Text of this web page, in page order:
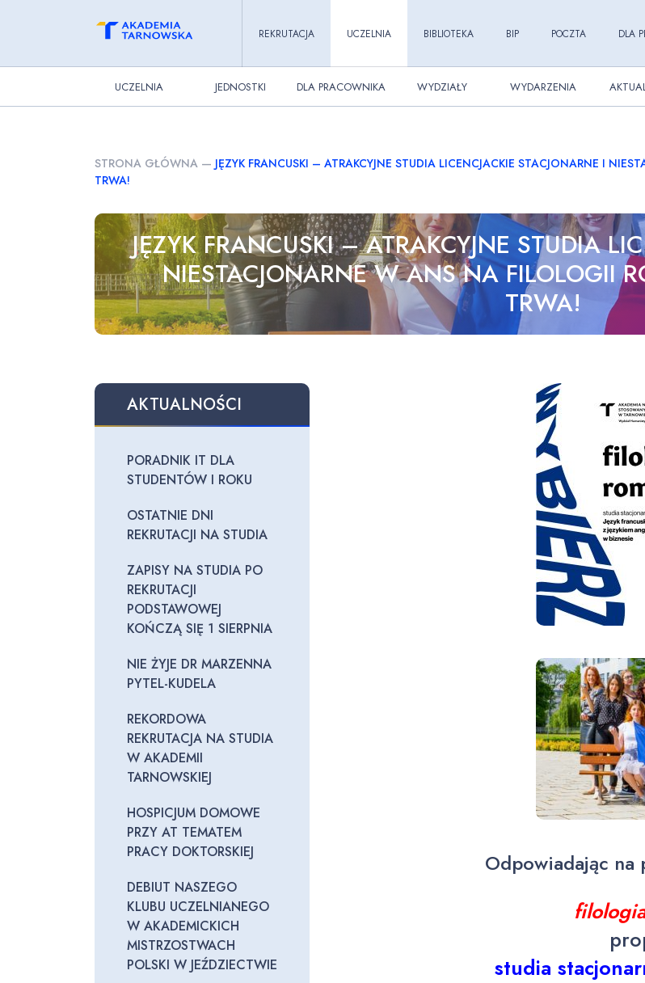
REKRUTACJA UCZELNIA BIBLIOTEKA BIP POCZTA DLA
UCZELNIA JEDNOSTKI DLA PRACOWNIKA WYDZIAŁY WYDARZENIA
STRONA GŁÓWNA — JĘZYK FRANCUSKI – ATRAKCYJNE STUDIA LICENCJACKIE STACJONARNE I
TRWA!
JĘZYK FRANCUSKI – ATRAKCYJNE STUDIA
NIESTACJONARNE W ANS NA FILOLOGII
TRWA!
AKTUALNOŚCI
PORADNIK IT DLA
STUDENTÓW I ROKU
OSTATNIE DNI
REKRUTACJI NA STUDIA
ZAPISY NA STUDIA PO
REKRUTACJI
PODSTAWOWEJ
KOŃCZĄ SIĘ 1 SIERPNIA
NIE ŻYJE DR MARZENNA
PYTEL-KUDELA
REKORDOWA
REKRUTACJA NA STUDIA
W AKADEMII
TARNOWSKIEJ
HOSPICJUM DOMOWE
PRZY AT TEMATEM
PRACY DOKTORSKIEJ
DEBIUT NASZEGO
KLUBU UCZELNIANEGO
W AKADEMICKICH
MISTRZOSTWACH
POLSKI W JEŹDZIECTWIE
Odpowiadając na
studia